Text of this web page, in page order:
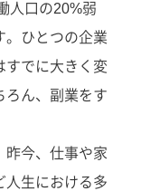
人口の20%弱
。ひとつの企業
すでに大きく変
ろん、副業をす
昨今、仕事や家
人生における多